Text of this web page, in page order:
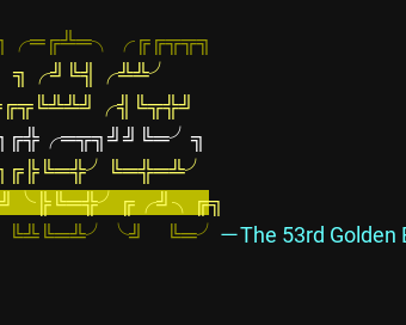
╗╭╝╚╣╭╩╩╯
╗
╚═╯ －The 53rd Golden